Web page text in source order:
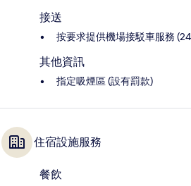
接送
按要求提供機場接駁車服務
其他資訊
指定吸煙區 (設有罰款)
住宿設施服務
餐飲